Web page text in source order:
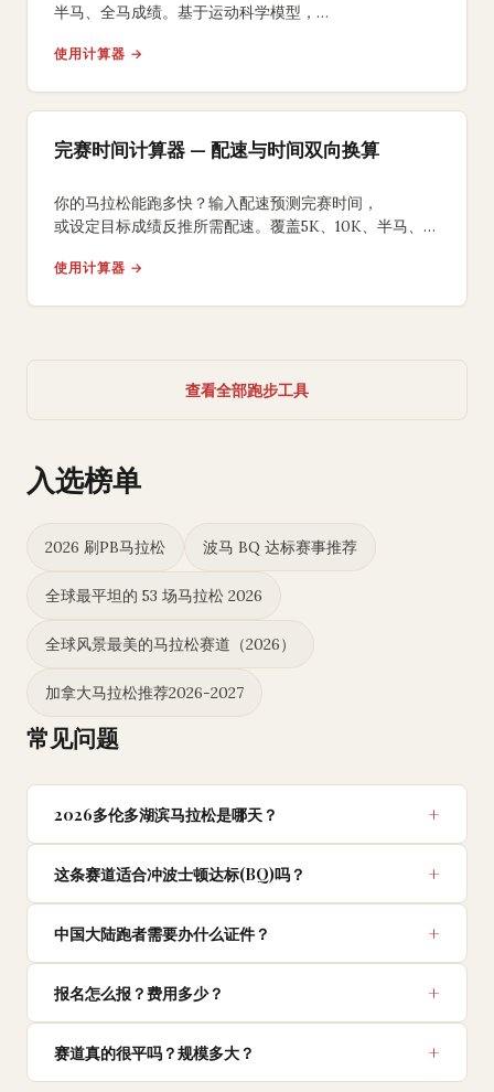
半马、全马成绩。基于运动科学模型，
使用计算器 →
完赛时间计算器 — 配速与时间双向换算
你的马拉松能跑多快？输入配速预测完赛时间，
或设定目标成绩反推所需配速。覆盖5K、10K、半马、
使用计算器 →
查看全部跑步工具
入选榜单
2026 刷PB马拉松 波马 BQ 达标赛事推荐
全球最平坦的 53 场马拉松 2026
全球风景最美的马拉松赛道（2026）
加拿大马拉松推荐2026-2027
常见问题
2026多伦多湖滨马拉松是哪天？
这条赛道适合冲波士顿达标(BQ)吗？
中国大陆跑者需要办什么证件？
报名怎么报？费用多少？
赛道真的很平吗？规模多大？